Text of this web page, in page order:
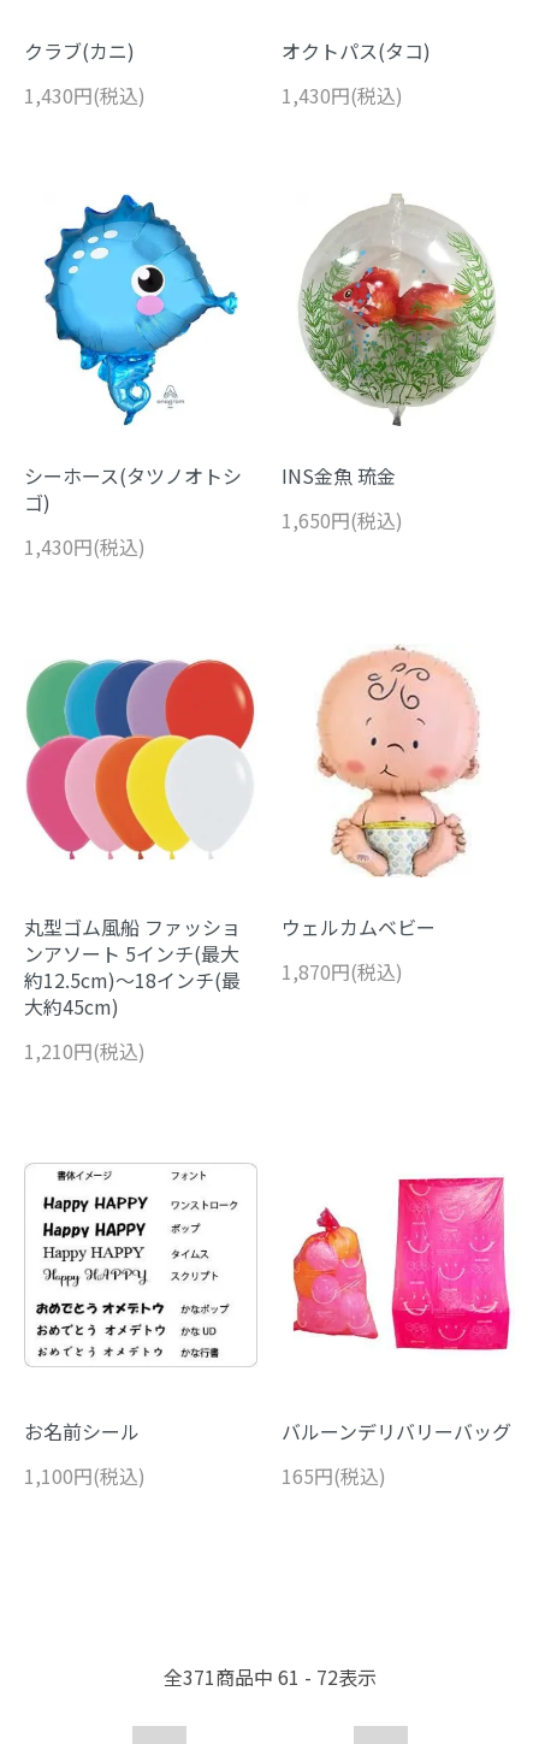
クラブ(カニ)
1,430円(税込)
オクトパス(タコ)
1,430円(税込)
シーホース(タツノオトシ
ゴ)
1,430円(税込)
INS金魚 琉金
1,650円(税込)
丸型ゴム風船 ファッショ
ンアソート 5インチ(最大
約12.5cm)～18インチ(最
大約45cm)
1,210円(税込)
ウェルカムベビー
1,870円(税込)
お名前シール
1,100円(税込)
バルーンデリバリーバッグ
165円(税込)
全371商品中 61 - 72表示